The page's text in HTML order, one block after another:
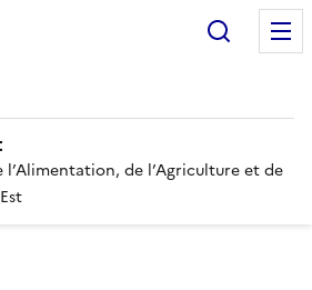
de l’Agriculture et de